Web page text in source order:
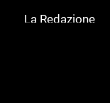
La Redazione